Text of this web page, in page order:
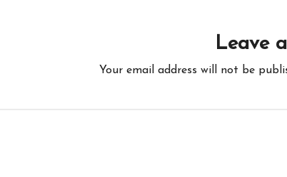
Leave
Your email address will not be